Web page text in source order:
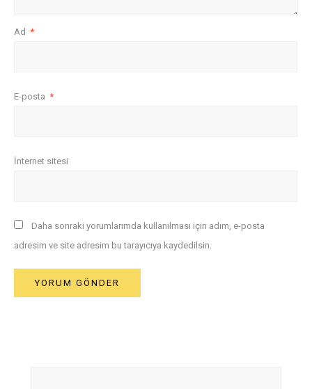
Ad *
E-posta *
İnternet sitesi
Daha sonraki yorumlarımda kullanılması için adım, e-posta
adresim ve site adresim bu tarayıcıya kaydedilsin.